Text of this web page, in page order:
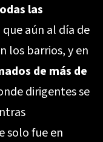
las
aún al día de
los barrios, y en
de más de
dirigentes se
solo fue en